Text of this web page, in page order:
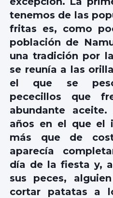
tenemos de las
fritas es, como
población de
una tradición por
se reunía a las
el que se
pececillos que
abundante
años en el que el
más que de
aparecía
día de la fiesta y,
sus peces,
cortar patatas a